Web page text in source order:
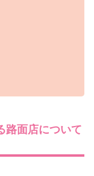
路面店について